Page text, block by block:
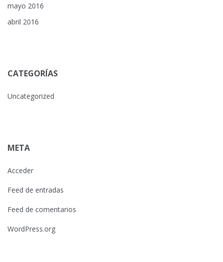
mayo 2016
abril 2016
CATEGORÍAS
Uncategorized
META
Acceder
Feed de entradas
Feed de comentarios
WordPress.org